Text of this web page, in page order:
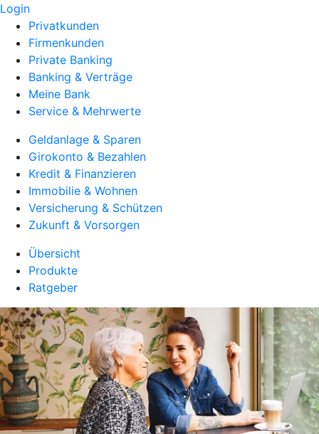
Login
Privatkunden
Firmenkunden
Private Banking
Banking & Verträge
Meine Bank
Service & Mehrwerte
Geldanlage & Sparen
Girokonto & Bezahlen
Kredit & Finanzieren
Immobilie & Wohnen
Versicherung & Schützen
Zukunft & Vorsorgen
Übersicht
Produkte
Ratgeber